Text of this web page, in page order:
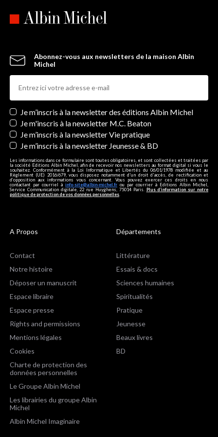
Abonnez-vous aux newsletters de la maison Albin
Michel
Newsletters
Je m’inscris à la newsletter des éditions Albin Michel
Je m'inscris à la newsletter M.C. Beaton
Je m’inscris à la newsletter Vie pratique
Je m’inscris à la newsletter Jeunesse & BD
Les informations dans ce formulaire sont toutes obligatoires, et sont collectées et traitées par
la société Editions Albin Michel, afin de recevoir nos newsletters au format digital si vous le
souhaitez. Conformément à la Loi Informatique et Libertés du 06/01/1978 modifiée et au
Règlement (UE) 2016/679, vous disposez notamment d'un droit d'accès, de rectification et
d’opposition aux informations vous concernant. Vous pouvez exercer ces droits en nous
contactant par courriel à info-site@albin-michel.fr ou par courrier à Editions Albin Michel,
Service Communication digitale, 22 rue Huyghens, 75014 Paris. Plus d’information sur notre
politique de protection de vos données personnelles
A Propos
Contact
Notre histoire
Déposer un manuscrit
Espace libraire
Espace presse
Rights and permissions
Mentions légales
Cookies
Charte de protection des
données personnelles
Le Groupe Albin Michel
Les librairies du groupe Albin
Michel
Albin Michel Imaginaire
Départements
Littérature
Essais & docs
Sciences humaines
Spiritualités
Pratique
Jeunesse
Beaux livres
BD